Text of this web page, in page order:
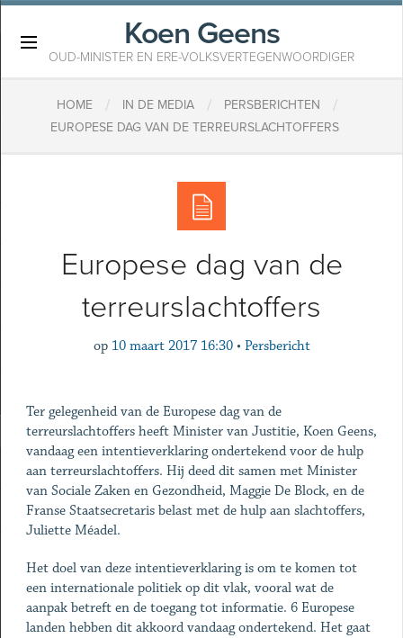
Koen Geens
OUD-MINISTER EN ERE-VOLKSVERTEGENWOORDIGER
HOME / IN DE MEDIA / PERSBERICHTEN /
​EUROPESE DAG VAN DE TERREURSLACHTOFFERS
​Europese dag van de
terreurslachtoffers
op 10 maart 2017 16:30 • Persbericht
Ter gelegenheid van de Europese dag van de
terreurslachtoffers heeft Minister van Justitie, Koen Geens,
vandaag een intentieverklaring ondertekend voor de hulp
aan terreurslachtoffers. Hij deed dit samen met Minister
van Sociale Zaken en Gezondheid, Maggie De Block, en de
Franse Staatsecretaris belast met de hulp aan slachtoffers,
Juliette Méadel.
Het doel van deze intentieverklaring is om te komen tot
een internationale politiek op dit vlak, vooral wat de
aanpak betreft en de toegang tot informatie. 6 Europese
landen hebben dit akkoord vandaag ondertekend. Het gaat